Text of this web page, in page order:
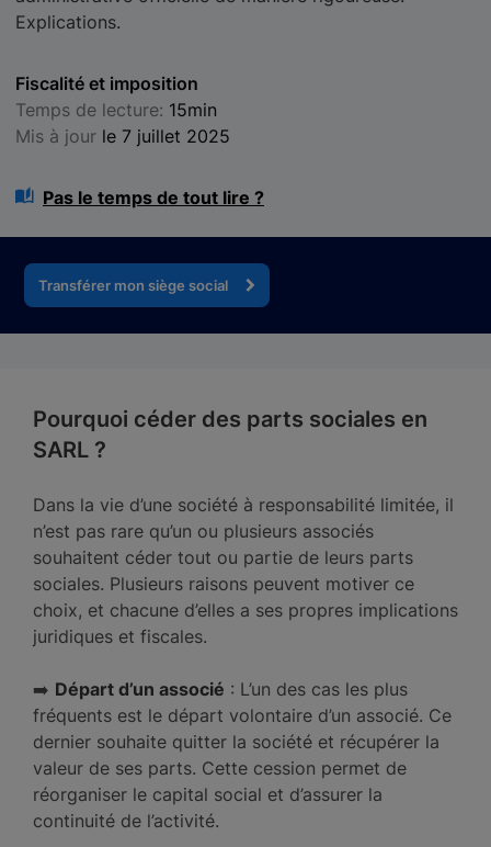
Explications.
Fiscalité et imposition
Temps de lecture: 15min
Mis à jour le 7 juillet 2025
Pas le temps de tout lire ?
Transférer mon siège social
Pourquoi céder des parts sociales en
SARL ?
Dans la vie d’une société à responsabilité limitée, il
n’est pas rare qu’un ou plusieurs associés
souhaitent céder tout ou partie de leurs parts
sociales. Plusieurs raisons peuvent motiver ce
choix, et chacune d’elles a ses propres implications
juridiques et fiscales.
➡️ Départ d’un associé : L’un des cas les plus
fréquents est le départ volontaire d’un associé. Ce
dernier souhaite quitter la société et récupérer la
valeur de ses parts. Cette cession permet de
réorganiser le capital social et d’assurer la
continuité de l’activité.